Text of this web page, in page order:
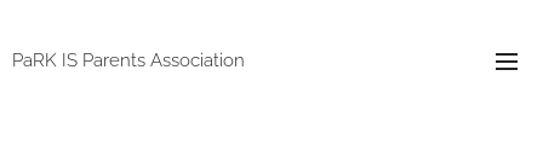
PaRK IS Parents Association